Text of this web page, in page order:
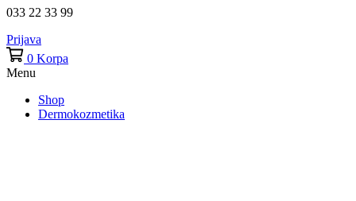
033 22 33 99
Prijava
0 Korpa
Menu
Shop
Dermokozmetika